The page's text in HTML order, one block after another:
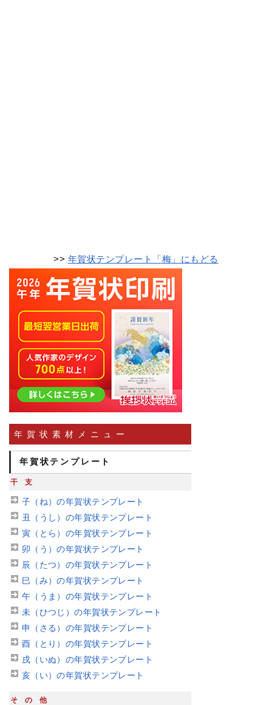
>> 年賀状テンプレート「梅」にもどる
年賀状素材メニュー
年賀状テンプレート
干支
子（ね）の年賀状テンプレート
丑（うし）の年賀状テンプレート
寅（とら）の年賀状テンプレート
卯（う）の年賀状テンプレート
辰（たつ）の年賀状テンプレート
巳（み）の年賀状テンプレート
午（うま）の年賀状テンプレート
未（ひつじ）の年賀状テンプレート
申（さる）の年賀状テンプレート
酉（とり）の年賀状テンプレート
戌（いぬ）の年賀状テンプレート
亥（い）の年賀状テンプレート
その他